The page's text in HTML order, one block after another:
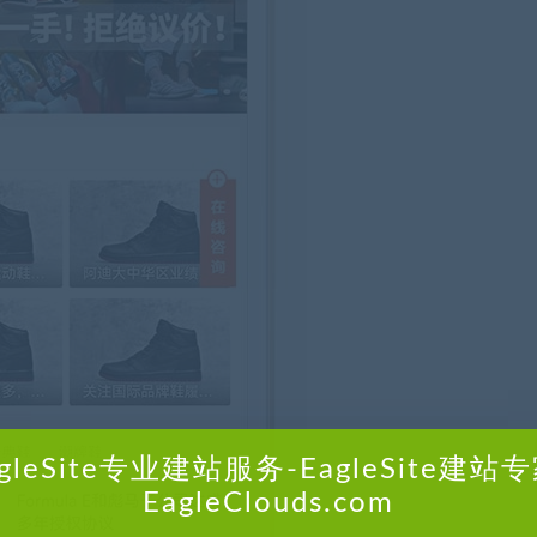
专业建站服务-EagleSite建站
EagleClouds.com